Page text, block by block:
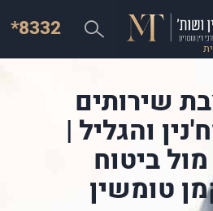
*8332
שירותים
והגליל |
מול ביטוח
טומשין